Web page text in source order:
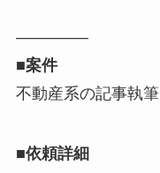
————–
■案件
不動産系の記事執筆
■依頼詳細